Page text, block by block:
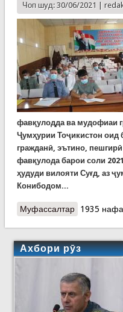
Чоп шуд: 30/06/2021 |
фавқулодда ва мудофиаи
Ҷумҳурии Тоҷикистон
гражданӣ, эътино,
фавқулода барои соли
ҳудуди вилояти Суғд, аз
Конибодом...
Муфассалтаро Машқҳои
1935
Ахбори рӯз